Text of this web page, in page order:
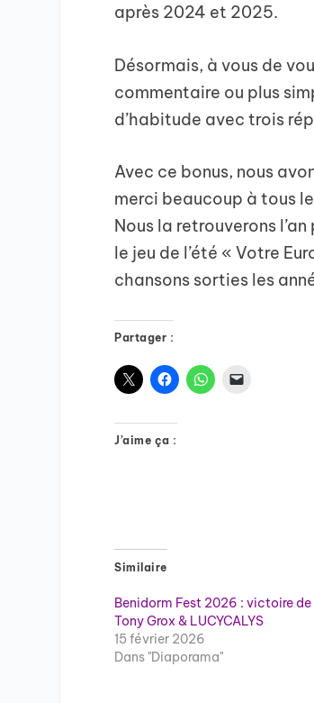
après 2024 et 2025.
Désormais, à vous de
commentaire ou plus
d’habitude avec trois
Avec ce bonus, nous
merci beaucoup à tous
Nous la retrouverons
le jeu de l’été « Votre
chansons sorties les
Partager :
J’aime ça :
Similaire
Benidorm Fest 2026 : victoire de
Tony Grox & LUCYCALYS
15 février 2026
Dans "Diaporama"